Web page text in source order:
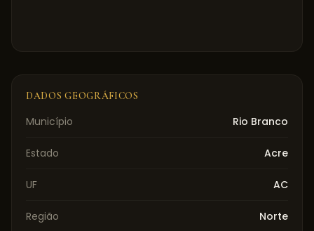
DADOS GEOGRÁFICOS
Município Rio Branco
Estado Acre
UF AC
Região Norte